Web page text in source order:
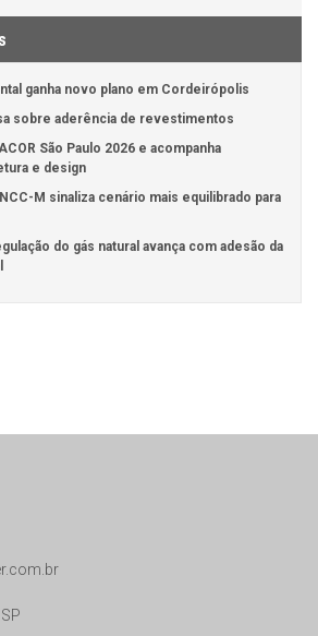
ganha novo plano em Cordeirópolis
sobre aderência de revestimentos
São Paulo 2026 e acompanha
e design
M sinaliza cenário mais equilibrado para
do gás natural avança com adesão da